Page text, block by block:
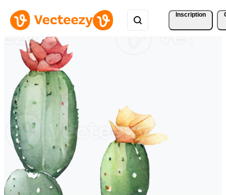
Inscription